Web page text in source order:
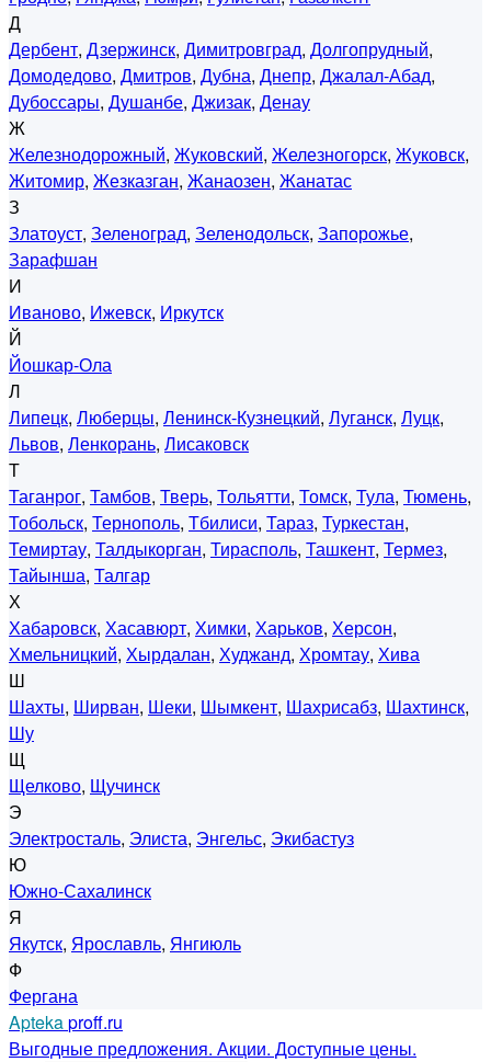
Д
Дербент, Дзержинск, Димитровград, Долгопрудный,
Домодедово, Дмитров, Дубна, Днепр, Джалал-Абад,
Дубоссары, Душанбе, Джизак, Денау
Ж
Железнодорожный, Жуковский, Железногорск, Жуковск,
Житомир, Жезказган, Жанаозен, Жанатас
З
Златоуст, Зеленоград, Зеленодольск, Запорожье,
Зарафшан
И
Иваново, Ижевск, Иркутск
Й
Йошкар-Ола
Л
Липецк, Люберцы, Ленинск-Кузнецкий, Луганск, Луцк,
Львов, Ленкорань, Лисаковск
Т
Таганрог, Тамбов, Тверь, Тольятти, Томск, Тула, Тюмень,
Тобольск, Тернополь, Тбилиси, Тараз, Туркестан,
Темиртау, Талдыкорган, Тирасполь, Ташкент, Термез,
Тайынша, Талгар
Х
Хабаровск, Хасавюрт, Химки, Харьков, Херсон,
Хмельницкий, Хырдалан, Худжанд, Хромтау, Хива
Ш
Шахты, Ширван, Шеки, Шымкент, Шахрисабз, Шахтинск,
Шу
Щ
Щелково, Щучинск
Э
Электросталь, Элиста, Энгельс, Экибастуз
Ю
Южно-Сахалинск
Я
Якутск, Ярославль, Янгиюль
Ф
Фергана
Aptekaproff.ru
Выгодные предложения. Акции. Доступные цены.